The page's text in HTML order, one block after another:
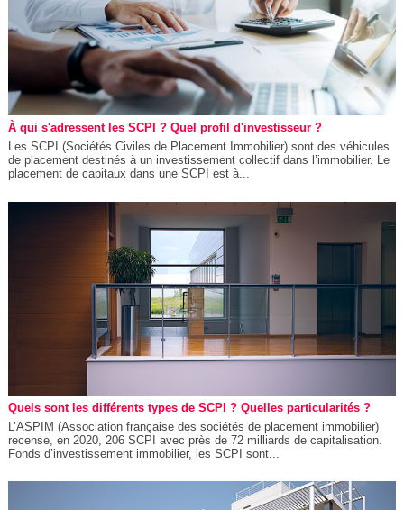
À qui s'adressent les SCPI ? Quel profil d'investisseur ?
Les SCPI (Sociétés Civiles de Placement Immobilier) sont des véhicules
de placement destinés à un investissement collectif dans l’immobilier. Le
placement de capitaux dans une SCPI est à...
Quels sont les différents types de SCPI ? Quelles particularités ?
L’ASPIM (Association française des sociétés de placement immobilier)
recense, en 2020, 206 SCPI avec près de 72 milliards de capitalisation.
Fonds d’investissement immobilier, les SCPI sont...